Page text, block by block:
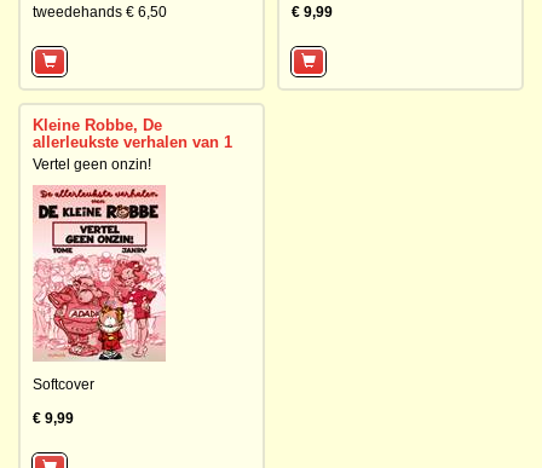
tweedehands € 6,50
€ 9,99
Kleine Robbe, De
allerleukste verhalen van 1
Vertel geen onzin!
Softcover
€ 9,99